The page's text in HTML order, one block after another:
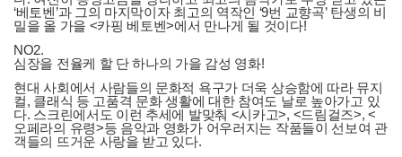
‘베토벤’과 그의 마지막이자 최고의 역작인 ‘9번 교향곡’ 탄생의 비
밀을 올 가을 <카핑 베토벤>에서 만나게 될 것이다!
NO2.
심장을 전율케 할 단 하나의 가을 감성 영화!
현대 사회에서 사람들의 문화적 욕구가 더욱 상승함에 따라 뮤지
컬, 클래식 등 고품격 문화 생활에 대한 참여도 날로 높아가고 있
다. 스크린에서도 이런 추세에 발맞춰 <시카고>, <드림걸즈>, <
오페라의 유령>등 음악과 영화가 어우러지는 작품들이 선보여 관
객들의 뜨거운 사랑을 받고 있다.